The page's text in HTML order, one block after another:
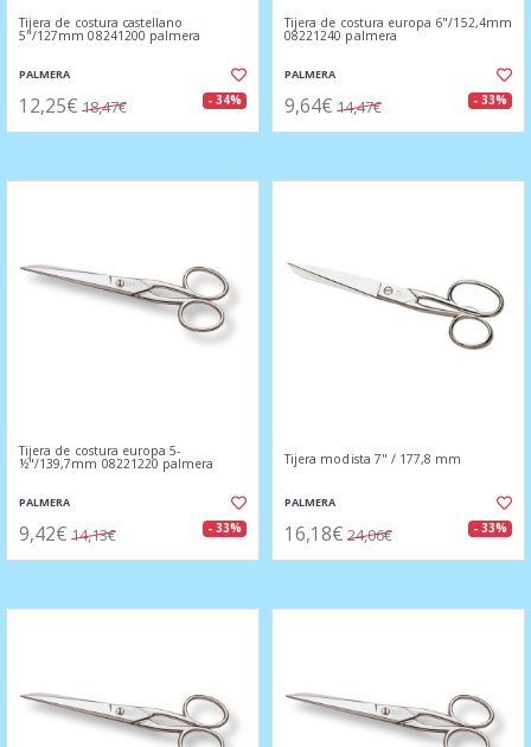
Tijera de costura castellano
5"/127mm 08241200 palmera
PALMERA
12,25€ 18,47€ - 34%
Tijera de costura europa 6"/152,4mm
08221240 palmera
PALMERA
9,64€ 14,47€ - 33%
Tijera de costura europa 5-
½"/139,7mm 08221220 palmera
PALMERA
9,42€ 14,13€ - 33%
Tijera modista 7" / 177,8 mm
PALMERA
16,18€ 24,06€ - 33%